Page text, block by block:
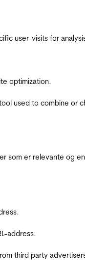
user-visits for
optimization.
used to combine
som er relevante og
address.
third party